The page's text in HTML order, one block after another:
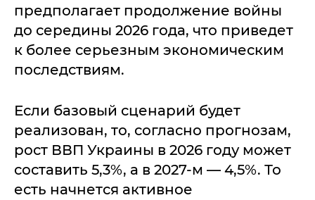
предполагает продолжение войны
до середины 2026 года, что приведет
к более серьезным экономическим
последствиям.
Если базовый сценарий будет
реализован, то, согласно прогнозам,
рост ВВП Украины в 2026 году может
составить 5,3%, а в 2027-м — 4,5%. То
есть начнется активное